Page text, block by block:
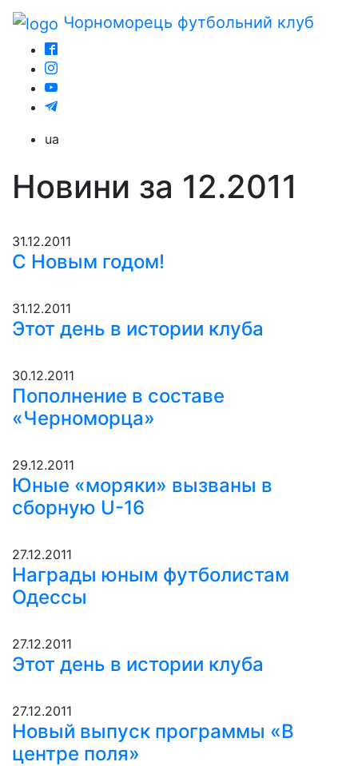
Чорноморець футбольний клуб
ua
Новини за 12.2011
31.12.2011
С Новым годом!
31.12.2011
Этот день в истории клуба
30.12.2011
Пополнение в составе
«Черноморца»
29.12.2011
Юные «моряки» вызваны в
сборную U-16
27.12.2011
Награды юным футболистам
Одессы
27.12.2011
Этот день в истории клуба
27.12.2011
Новый выпуск программы «В
центре поля»